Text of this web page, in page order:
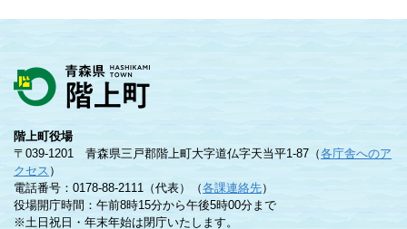
階上町役場
〒039-1201 青森県三戸郡階上町大字道仏字天当平1-87（各庁舎へのア
クセス ）
電話番号：0178-88-2111（代表）（各課連絡先）
役場開庁時間：午前8時15分から午後5時00分まで
※土日祝日・年末年始は閉庁いたします。